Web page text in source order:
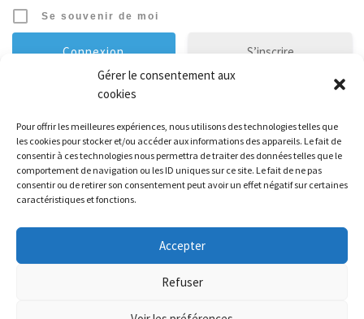
Gérer le consentement aux
cookies
Pour offrir les meilleures expériences, nous utilisons des technologies telles que
les cookies pour stocker et/ou accéder aux informations des appareils. Le fait de
consentir à ces technologies nous permettra de traiter des données telles que le
comportement de navigation ou les ID uniques sur ce site. Le fait de ne pas
consentir ou de retirer son consentement peut avoir un effet négatif sur certaines
caractéristiques et fonctions.
Accepter
Refuser
Se souvenir de moi
S’inscrire
Mot de passe oublié ?
Évènements à venir
Il n’y a pas de évènements à venir.
– Tous droits réservés